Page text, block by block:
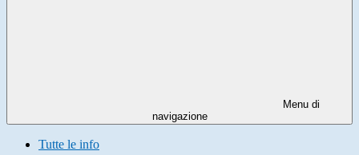
Menu di
navigazione
Tutte le info